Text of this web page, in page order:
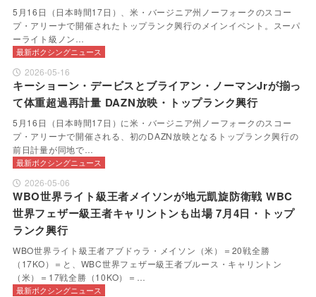
5月16日（日本時間17日）、米・バージニア州ノーフォークのスコー
プ・アリーナで開催されたトップランク興行のメインイベント。スーパ
ーライト級ノン…
最新ボクシングニュース
2026-05-16
キーショーン・デービスとブライアン・ノーマンJrが揃っ
て体重超過再計量 DAZN放映・トップランク興行
5月16日（日本時間17日）に米・バージニア州ノーフォークのスコー
プ・アリーナで開催される、初のDAZN放映となるトップランク興行の
前日計量が同地で…
最新ボクシングニュース
2026-05-06
WBO世界ライト級王者メイソンが地元凱旋防衛戦 WBC
世界フェザー級王者キャリントンも出場 7月4日・トップ
ランク興行
WBO世界ライト級王者アブドゥラ・メイソン（米）＝20戦全勝
（17KO）＝と、WBC世界フェザー級王者ブルース・キャリントン
（米）＝17戦全勝（10KO）＝…
最新ボクシングニュース